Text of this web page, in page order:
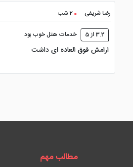
رضا شریفی 2 شب
3.2 از 5 خدمات هتل خوب بود
ارامش فوق العاده ای داشت
مطالب مهم